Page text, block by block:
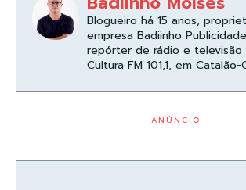
Blogueiro há 15 anos,
empresa Badiinho
repórter de rádio e televisão
Cultura FM 101,1, em Catalão-
- ANÚNCIO -